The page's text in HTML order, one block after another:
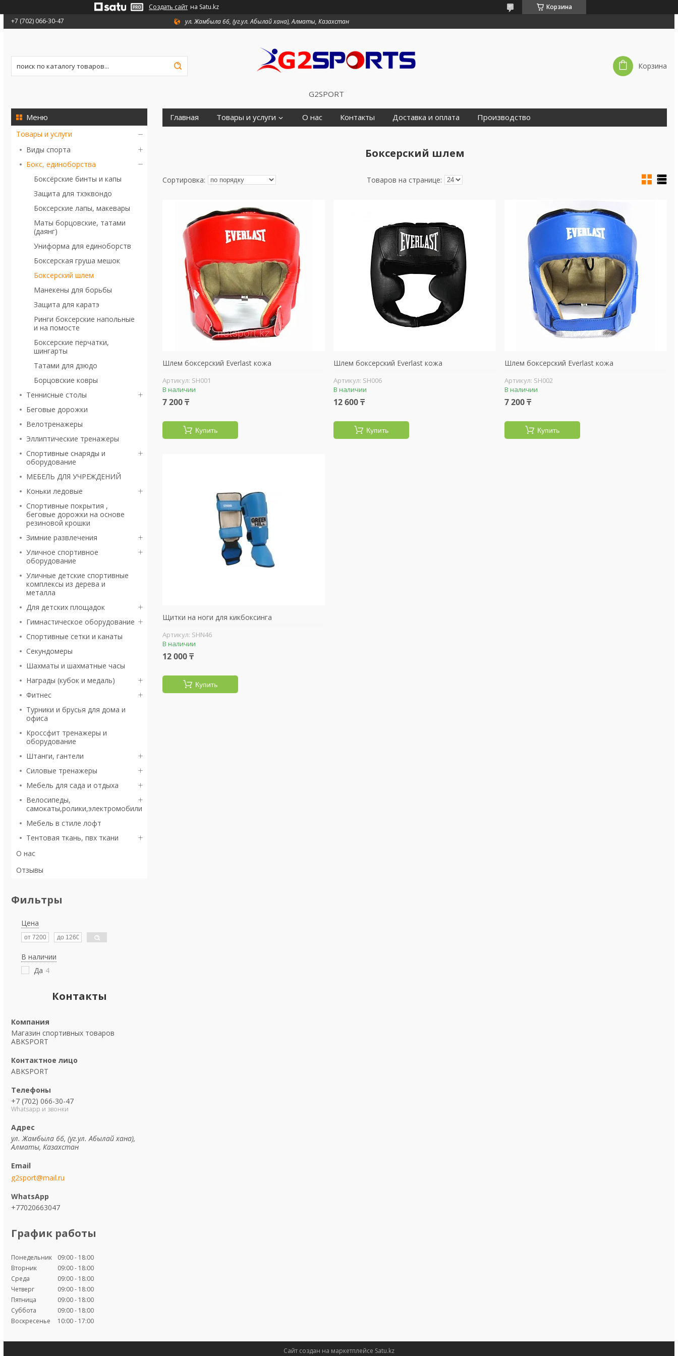
Создать сайт на Satu.kz
Корзина
+7 (702) 066-30-47
ул. Жамбыла 66, (уг.ул. Абылай хана), Алматы, Казахстан
G2SPORT
Корзина
Товары и услуги
Виды спорта
Бокс, единоборства
Боксёрские бинты и капы
Защита для тхэквондо
Боксерские лапы, макевары
Маты борцовские, татами
(даянг)
Униформа для единоборств
Боксерская груша мешок
Боксерский шлем
Манекены для борьбы
Защита для каратэ
Ринги боксерские напольные
и на помосте
Боксерские перчатки,
шингарты
Татами для дзюдо
Борцовские ковры
Теннисные столы
Беговые дорожки
Велотренажеры
Эллиптические тренажеры
Спортивные снаряды и
оборудование
МЕБЕЛЬ ДЛЯ УЧРЕЖДЕНИЙ
Коньки ледовые
Спортивные покрытия ,
беговые дорожки на основе
резиновой крошки
Зимние развлечения
Уличное спортивное
оборудование
Уличные детские спортивные
комплексы из дерева и
металла
Для детских площадок
Гимнастическое оборудование
Спортивные сетки и канаты
Секундомеры
Шахматы и шахматные часы
Награды (кубок и медаль)
Фитнес
Турники и брусья для дома и
офиса
Кроссфит тренажеры и
оборудование
Штанги, гантели
Силовые тренажеры
Мебель для сада и отдыха
Велосипеды,
самокаты,ролики,электромобили
Мебель в стиле лофт
Тентовая ткань, пвх ткани
О нас
Отзывы
Фильтры
Цена
В наличии
Да 4
Контакты
Магазин спортивных товаров
ABKSPORT
ABKSPORT
+7 (702) 066-30-47
Whatsapp и звонки
ул. Жамбыла 66, (уг.ул. Абылай хана),
Алматы, Казахстан
g2sport@mail.ru
+77020663047
График работы
Понедельник 09:00
18:00
Вторник
09:00
18:00
Среда
09:00
18:00
Четверг
09:00
18:00
Пятница
09:00
18:00
Суббота
09:00
18:00
Воскресенье
10:00 17:00
Главная Товары и услуги О нас Контакты Доставка и оплата Производство
Боксерский шлем
Шлем боксерский Everlast кожа
SH001
В наличии
7 200 ₸
Купить
Шлем боксерский Everlast кожа
SH006
В наличии
12 600 ₸
Купить
Шлем боксерский Everlast кожа
SH002
В наличии
7 200 ₸
Купить
Щитки на ноги для кикбоксинга
SHN46
В наличии
12 000 ₸
Купить
Сайт создан на маркетплейсе Satu.kz